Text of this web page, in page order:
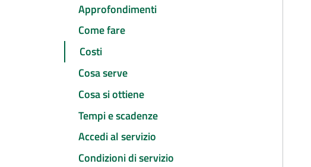
Approfondimenti
Come fare
Costi
Cosa serve
Cosa si ottiene
Tempi e scadenze
Accedi al servizio
Condizioni di servizio